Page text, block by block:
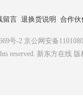
留言 退换货说明 合作伙
号-2 京公网安备
reserved. 新东方在线